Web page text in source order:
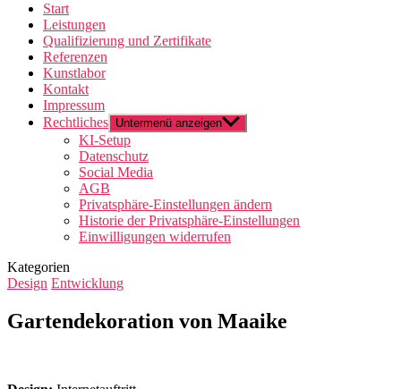
Start
Leistungen
Qualifizierung und Zertifikate
Referenzen
Kunstlabor
Kontakt
Impressum
Rechtliches Untermenü anzeigen
KI-Setup
Datenschutz
Social Media
AGB
Privatsphäre-Einstellungen ändern
Historie der Privatsphäre-Einstellungen
Einwilligungen widerrufen
Kategorien
Design Entwicklung
Gartendekoration von Maaike